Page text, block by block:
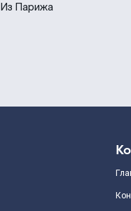
Из Парижа